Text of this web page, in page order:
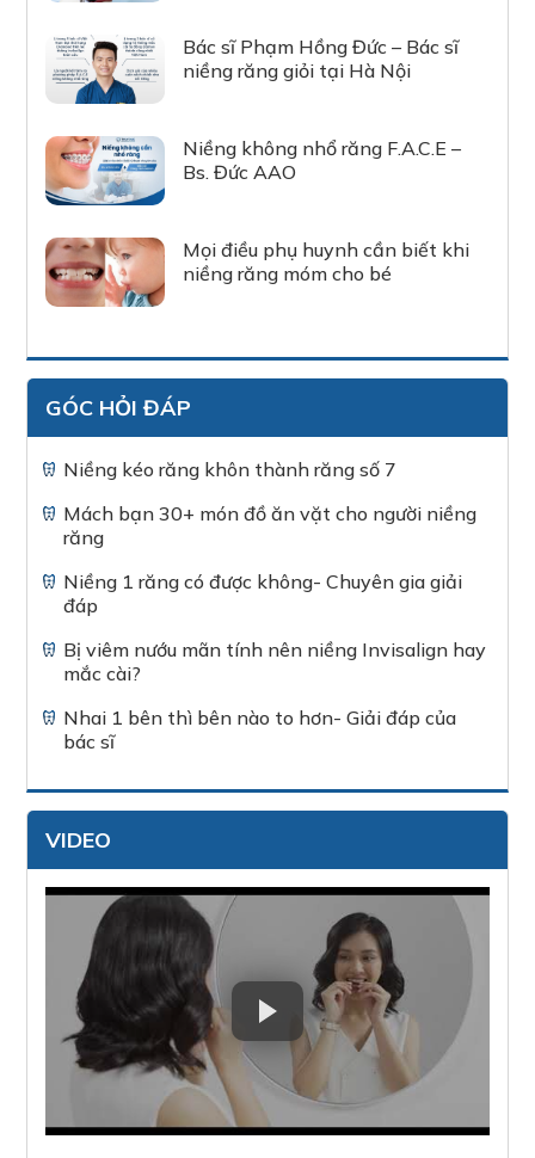
Bác sĩ Phạm Hồng Đức – Bác sĩ
niềng răng giỏi tại Hà Nội
Niềng không nhổ răng F.A.C.E –
Bs. Đức AAO
Mọi điều phụ huynh cần biết khi
niềng răng móm cho bé
GÓC HỎI ĐÁP
Niềng kéo răng khôn thành răng số 7
Mách bạn 30+ món đồ ăn vặt cho người niềng
răng
Niềng 1 răng có được không- Chuyên gia giải
đáp
Bị viêm nướu mãn tính nên niềng Invisalign hay
mắc cài?
Nhai 1 bên thì bên nào to hơn- Giải đáp của
bác sĩ
VIDEO